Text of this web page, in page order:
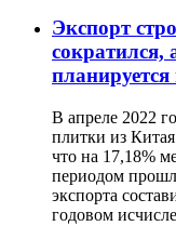
Экспорт
сократился,
В апреле 2022
плитки из
что на 17,18%
периодом
экспорта
годовом